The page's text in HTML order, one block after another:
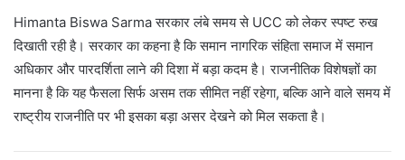
Himanta Biswa Sarmaसरकार लंबे समय से UCC को लेकर स्पष्ट रुख
दिखाती रही है। सरकार का कहना है कि समान नागरिक संहिता समाज में समान
अधिकार और पारदर्शिता लाने की दिशा में बड़ा कदम है। राजनीतिक विशेषज्ञों का
मानना है कि यह फैसला सिर्फ असम तक सीमित नहीं रहेगा, बल्कि आने वाले समय में
राष्ट्रीय राजनीति पर भी इसका बड़ा असर देखने को मिल सकता है।